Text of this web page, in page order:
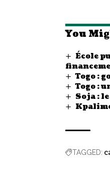
You
École
Togo :
Togo :
Soja :
TAGGED: